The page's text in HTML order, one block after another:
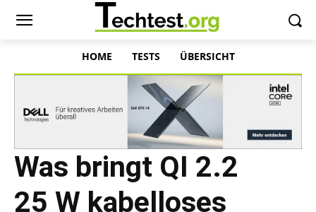
HOME TESTS ÜBERSICHT
Was bringt QI 2.2
25 W kabelloses